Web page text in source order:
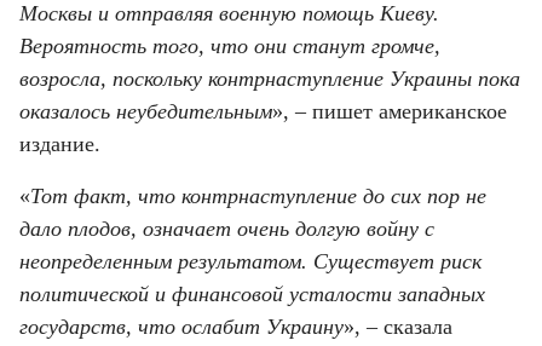
Москвы и отправляя военную помощь Киеву.
Вероятность того, что они станут громче,
возросла, поскольку контрнаступление Украины пока
оказалось неубедительным», – пишет американское
издание.
«Тот факт, что контрнаступление до сих пор не
дало плодов, означает очень долгую войну с
неопределенным результатом. Существует риск
политической и финансовой усталости западных
государств, что ослабит Украину», – сказала